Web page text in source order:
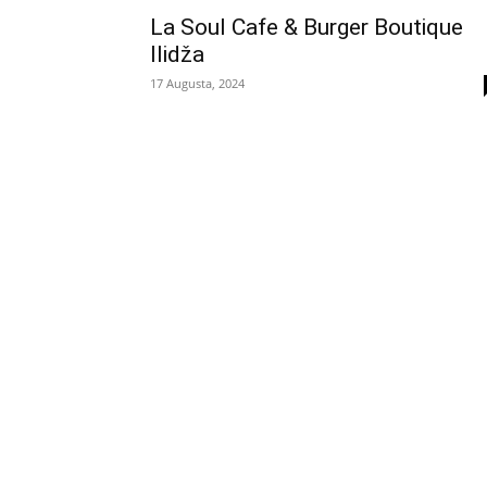
La Soul Cafe & Burger Boutique
Ilidža
17 Augusta, 2024